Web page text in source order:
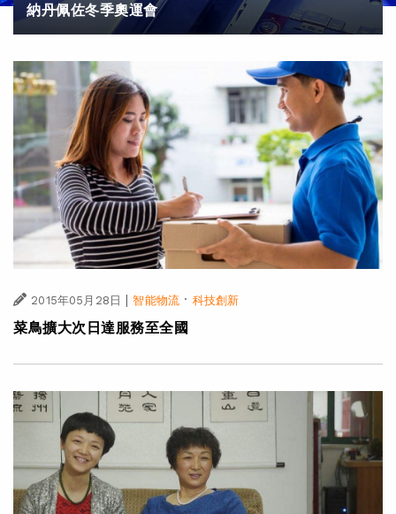
納丹佩佐冬季奧運會
2015年05月28日 | 智能物流 · 科技創新
菜鳥擴大次日達服務至全國